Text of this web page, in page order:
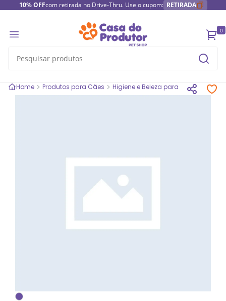
10% OFFcom retirada no Drive-Thru. Use o cupom: RETIRADA
0
Home Produtos para Cães Higiene e Beleza para cães